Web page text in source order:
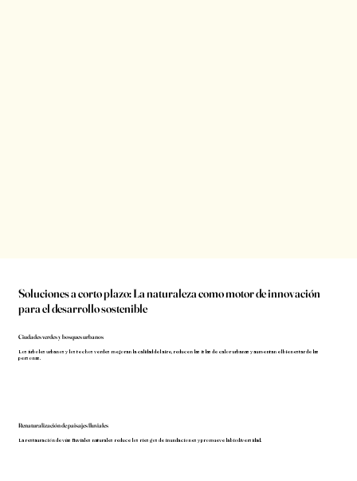
Soluciones a corto plazo: La naturaleza como motor de innovación
para el desarrollo sostenible
Ciudades verdes y bosques urbanos
Los árboles urbanos y los techos verdes mejoran la calidad del aire, reducen las islas de calor urbanas y aumentan el bienestar de las
personas.
Renaturalización de paisajes fluviales
La restauración de vías fluviales naturales reduce los riesgos de inundaciones y promueve la biodiversidad.